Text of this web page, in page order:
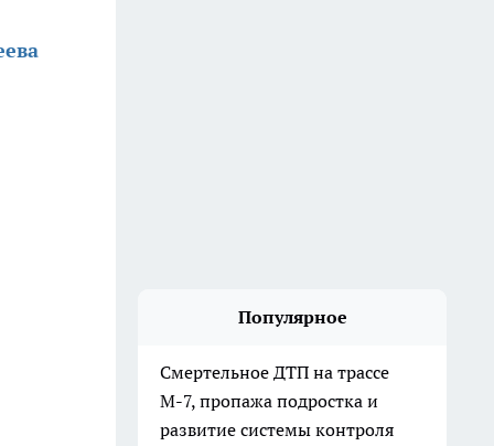
Популярное
Смертельное ДТП на трассе
М-7, пропажа подростка и
развитие системы контроля